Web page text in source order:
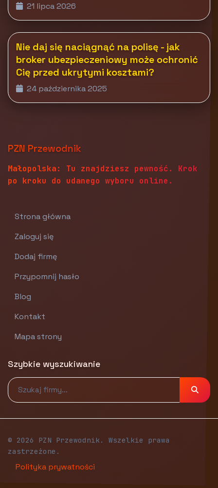
21 lipca 2026
Nie daj się naciągnąć na polisę - jak
broker ubezpieczeniowy może ochronić
Cię przed ukrytymi kosztami?
24 października 2025
PZN Przewodnik
Małopolska: Tu znajdziesz pewność. Krok
po kroku do udanego wyboru online.
Strona główna
Zaloguj się
Dodaj firmę
Przypomnij hasło
Blog
Kontakt
Mapa strony
Szybkie wyszukiwanie
© 2026 PZN Przewodnik. Wszelkie prawa
zastrzeżone.
Polityka prywatności